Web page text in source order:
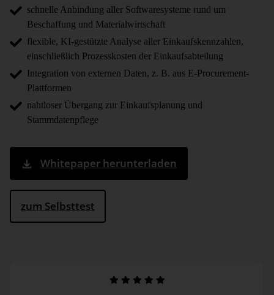
schnelle Anbindung aller Softwaresysteme rund um
Beschaffung und Materialwirtschaft
flexible, KI-gestützte Analyse aller Einkaufskennzahlen,
einschließlich Prozesskosten der Einkaufsabteilung
Integration von externen Daten, z. B. aus E-Procurement-
Plattformen
nahtloser Übergang zur Einkaufsplanung und
Stammdatenpflege
Whitepaper herunterladen
zum Selbsttest